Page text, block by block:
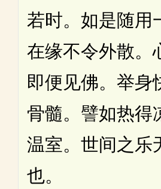
若时。如是随用
在缘不令外散。
即便见佛。举身
骨髓。譬如热得
温室。世间之乐
也。